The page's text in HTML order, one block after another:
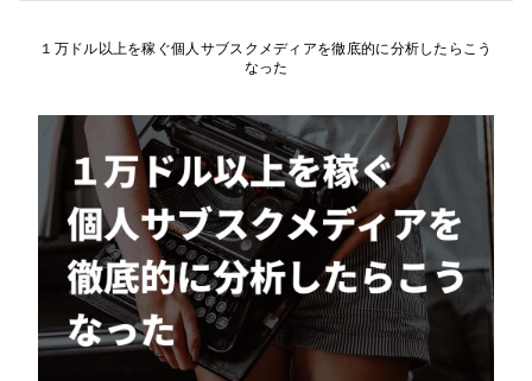
１万ドル以上を稼ぐ個人サブスクメディアを徹底的に分析したらこう
なった